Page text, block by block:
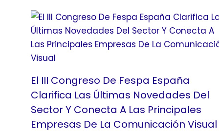
El III Congreso De Fespa España
Clarifica Las Últimas Novedades Del
Sector Y Conecta A Las Principales
Empresas De La Comunicación Visual